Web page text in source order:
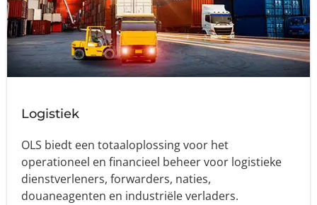
Logistiek
OLS biedt een totaaloplossing voor het
operationeel en financieel beheer voor logistieke
dienstverleners, forwarders, naties,
douaneagenten en industriële verladers.